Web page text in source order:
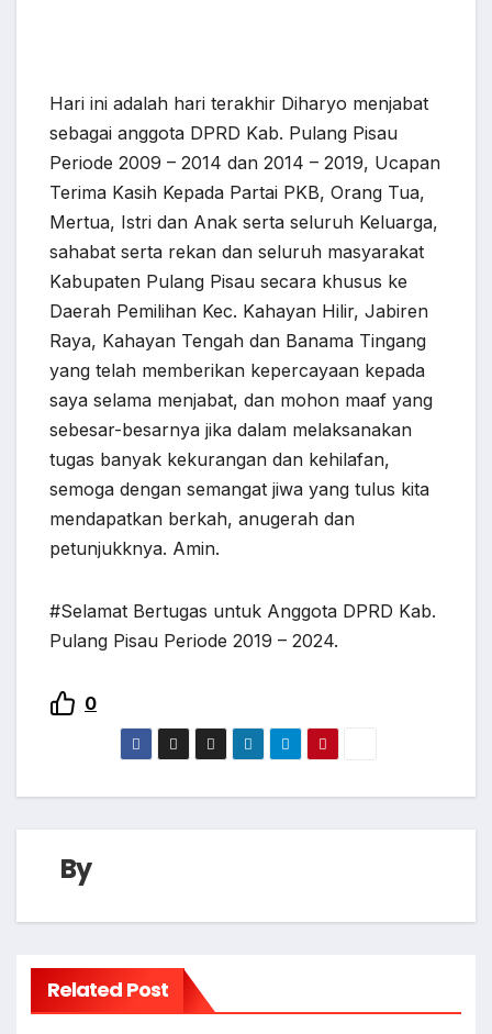
Hari ini adalah hari terakhir Diharyo menjabat
sebagai anggota DPRD Kab. Pulang Pisau
Periode 2009 – 2014 dan 2014 – 2019, Ucapan
Terima Kasih Kepada Partai PKB, Orang Tua,
Mertua, Istri dan Anak serta seluruh Keluarga,
sahabat serta rekan dan seluruh masyarakat
Kabupaten Pulang Pisau secara khusus ke
Daerah Pemilihan Kec. Kahayan Hilir, Jabiren
Raya, Kahayan Tengah dan Banama Tingang
yang telah memberikan kepercayaan kepada
saya selama menjabat, dan mohon maaf yang
sebesar-besarnya jika dalam melaksanakan
tugas banyak kekurangan dan kehilafan,
semoga dengan semangat jiwa yang tulus kita
mendapatkan berkah, anugerah dan
petunjukknya. Amin.
#Selamat Bertugas untuk Anggota DPRD Kab.
Pulang Pisau Periode 2019 – 2024.
0
By
Related Post